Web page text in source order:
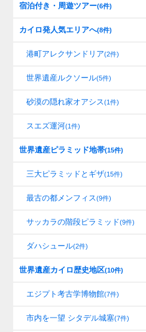
宿泊付き・周遊ツアー(6件)
カイロ発人気エリアへ(8件)
港町アレクサンドリア(2件)
世界遺産ルクソール(5件)
砂漠の隠れ家オアシス(1件)
スエズ運河(1件)
世界遺産ピラミッド地帯(15件)
三大ピラミッドとギザ(15件)
最古の都メンフィス(9件)
サッカラの階段ピラミッド(9件)
ダハシュール(2件)
世界遺産カイロ歴史地区(10件)
エジプト考古学博物館(7件)
市内を一望 シタデル城塞(7件)